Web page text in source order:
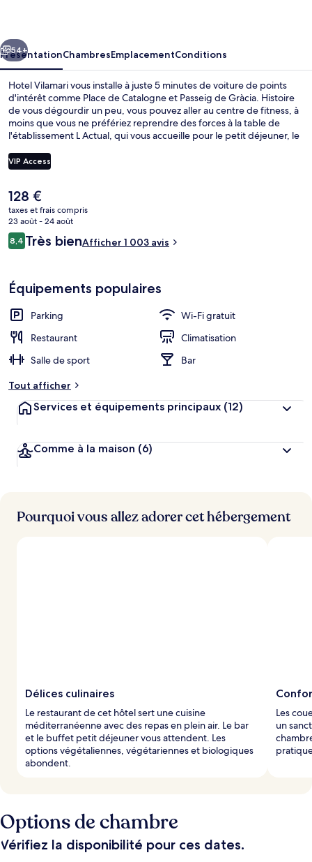
Suivant
54+
PrésentationChambresEmplacementConditions
Hotel Vilamari vous installe à juste 5 minutes de voiture de points
d'intérêt comme Place de Catalogne et Passeig de Gràcia. Histoire
de vous dégourdir un peu, vous pouvez aller au centre de fitness, à
moins que vous ne préfériez reprendre des forces à la table de
l'établissement L Actual, qui vous accueille pour le petit déjeuner, le
méditerranéenne. Au menu des petits plus offerts sur place, on
trouve un bar / salon et une terrasse. Sympa non ? Les autres
se situent à une courte distance à pied : Station de métro Rocafort
est à 4 min et Station de métro España, à 5 min.
VIP Access
Le
prix
actuel
est
de
128 €
taxes et frais compris
23 août - 24 août
Avis
voyageurs
8,48,4 sur 10
Très bienAfficher 1 003 avis
Équipements populaires
Parking
Wi-Fi gratuit
Restaurant
Climatisation
Salle de sport
Bar
Tout afficher
Services et équipements principaux (12)
Comme à la maison (6)
Pourquoi vous allez adorer cet hébergement
Délices culinaires
Le restaurant de cet hôtel sert une cuisine
méditerranéenne avec des repas en plein air. Le bar
et le buffet petit déjeuner vous attendent. Les
options végétaliennes, végétariennes et biologiques
abondent.
Les
un
Options de chambre
Vérifiez la disponibilité pour ces dates.